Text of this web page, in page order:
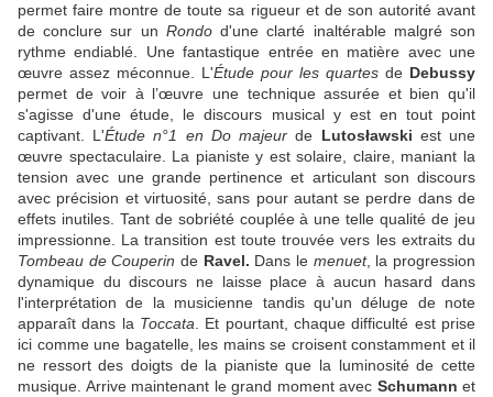
permet faire montre de toute sa rigueur et de son autorité avant
de conclure sur un Rondod'une clarté inaltérable malgré son
rythme endiablé. Une fantastique entrée en matière avec une
œuvre assez méconnue. L'Étude pour les quartes de Debussy
permet de voir à l’œuvre une technique assurée et bien qu'il
s'agisse d'une étude, le discours musical y est en tout point
captivant. L'Étude n°1 en Do majeur de Lutosławski est une
œuvre spectaculaire. La pianiste y est solaire, claire, maniant la
tension avec une grande pertinence et articulant son discours
avec précision et virtuosité, sans pour autant se perdre dans de
effets inutiles. Tant de sobriété couplée à une telle qualité de jeu
impressionne. La transition est toute trouvée vers les extraits du
Tombeau de Couperin de Ravel. Dans le menuet, la progression
dynamique du discours ne laisse place à aucun hasard dans
l'interprétation de la musicienne tandis qu'un déluge de note
apparaît dans la Toccata . Et pourtant, chaque difficulté est prise
ici comme une bagatelle, les mains se croisent constamment et il
ne ressort des doigts de la pianiste que la luminosité de cette
musique. Arrive maintenant le grand moment avec Schumann et